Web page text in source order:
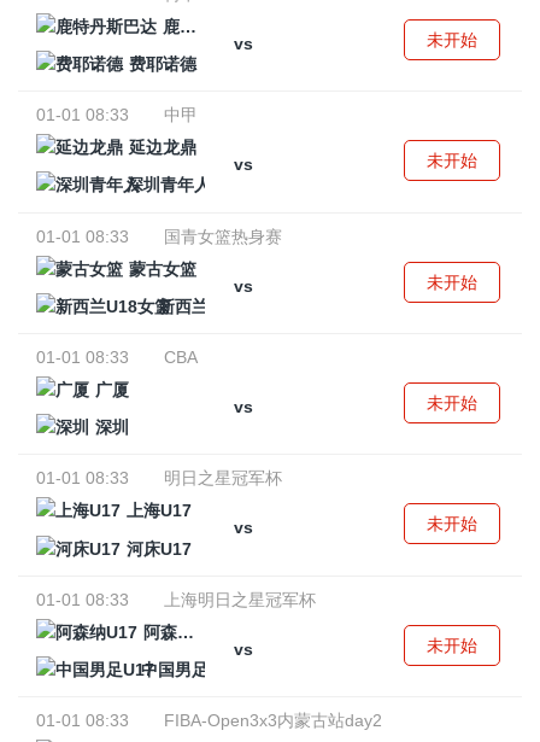
鹿特丹斯巴达
vs
费耶诺德
未开始
01-01 08:33
中甲
延边龙鼎
vs
深圳青年人
未开始
01-01 08:33
国青女篮热身赛
蒙古女篮
vs
新西兰U18女篮
未开始
01-01 08:33
CBA
广厦
vs
深圳
未开始
01-01 08:33
明日之星冠军杯
上海U17
vs
河床U17
未开始
01-01 08:33
上海明日之星冠军杯
阿森纳U17
vs
中国男足U17
未开始
01-01 08:33
FIBA-Open3x3内蒙古站day2